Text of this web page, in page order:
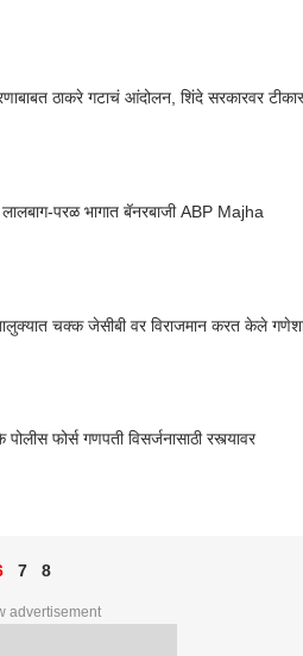
ठाकरे गटाचं आंदोलन, शिंदे सरकारवर
परळ भागात बॅनरबाजी ABP Majha
चक्क जेसीबी वर विराजमान करत केले
फोर्स गणपती विसर्जनासाठी रस्त्यावर
7 8
advertisement